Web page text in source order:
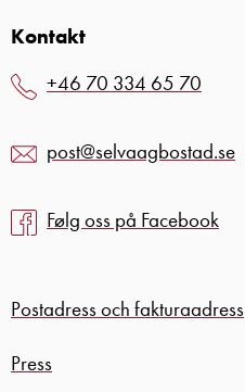
Kontakt
+46 70 334 65 70
post@selvaagbostad.se
Følg oss på Facebook
Postadress och fakturaadress
Press